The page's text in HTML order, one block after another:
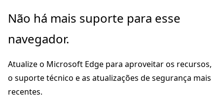
Pular
o
principal
Ignore
passe
a
navegação
na
Não há mais suporte para esse
navegador.
Atualize o Microsoft Edge para aproveitar os recursos,
o suporte técnico e as atualizações de segurança mais
recentes.